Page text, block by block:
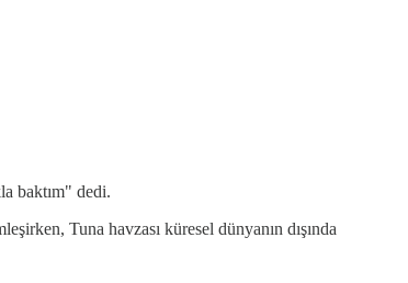
baktım" dedi.
Tuna havzası küresel dünyanın dışında